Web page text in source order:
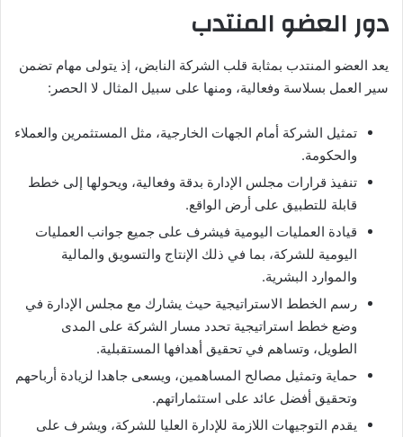
دور العضو المنتدب
يعد العضو المنتدب بمثابة قلب الشركة النابض، إذ يتولى مهام تضمن
سير العمل بسلاسة وفعالية، ومنها على سبيل المثال لا الحصر:
تمثيل الشركة أمام الجهات الخارجية، مثل المستثمرين والعملاء
والحكومة.
تنفيذ قرارات مجلس الإدارة بدقة وفعالية، ويحولها إلى خطط
قابلة للتطبيق على أرض الواقع.
قيادة العمليات اليومية فيشرف على جميع جوانب العمليات
اليومية للشركة، بما في ذلك الإنتاج والتسويق والمالية
والموارد البشرية.
رسم الخطط الاستراتيجية حيث يشارك مع مجلس الإدارة في
وضع خطط استراتيجية تحدد مسار الشركة على المدى
الطويل، وتساهم في تحقيق أهدافها المستقبلية.
حماية وتمثيل مصالح المساهمين، ويسعى جاهدا لزيادة أرباحهم
وتحقيق أفضل عائد على استثماراتهم.
يقدم التوجيهات اللازمة للإدارة العليا للشركة، ويشرف على